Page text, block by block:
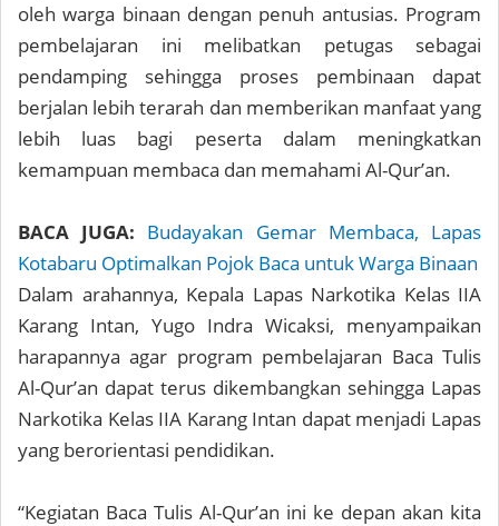
oleh warga binaan dengan penuh antusias. Program
pembelajaran ini melibatkan petugas sebagai
pendamping sehingga proses pembinaan dapat
berjalan lebih terarah dan memberikan manfaat yang
lebih luas bagi peserta dalam meningkatkan
kemampuan membaca dan memahami Al-Qur’an.
BACA JUGA: Budayakan Gemar Membaca, Lapas
Kotabaru Optimalkan Pojok Baca untuk Warga Binaan
Dalam arahannya, Kepala Lapas Narkotika Kelas IIA
Karang Intan, Yugo Indra Wicaksi, menyampaikan
harapannya agar program pembelajaran Baca Tulis
Al-Qur’an dapat terus dikembangkan sehingga Lapas
Narkotika Kelas IIA Karang Intan dapat menjadi Lapas
yang berorientasi pendidikan.
“Kegiatan Baca Tulis Al-Qur’an ini ke depan akan kita